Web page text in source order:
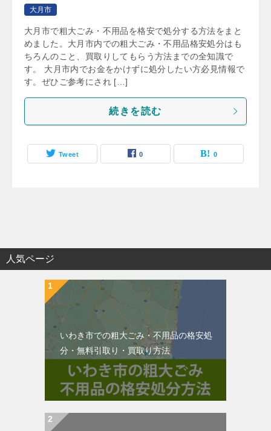
大月市
大月市で粗大ごみ・不用品を格安で処分する方法をまと
めました。大月市内での粗大ごみ・不用品格安処分はも
ちろんのこと、買取りしてもらう方法までの全知識で
す。 大月市内でお金をかけずに処分したい方必見情報で
す。ぜひご参考にされ […]
続きを読む
Tweet 0 0
人気ページ
いわき市での粗大ごみ・不用品の格安処
分・無料引取り・買取り方法